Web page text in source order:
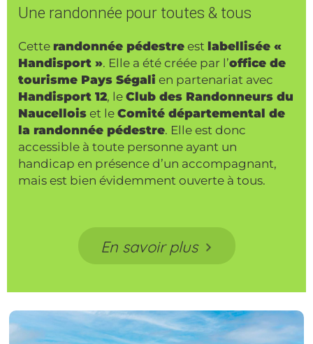
Une randonnée pour toutes & tous
Cette randonnée pédestre est labellisée «
Handisport ». Elle a été créée par l’office de
tourisme Pays Ségali en partenariat avec
Handisport 12, le Club des Randonneurs du
Naucellois et le Comité départemental de
la randonnée pédestre. Elle est donc
accessible à toute personne ayant un
handicap en présence d’un accompagnant,
mais est bien évidemment ouverte à tous.
En savoir plus